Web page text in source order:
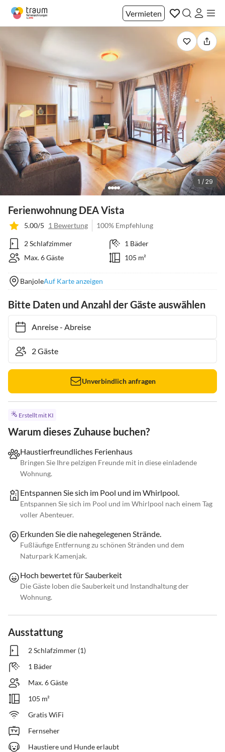
Vermieten
1 / 29
Ferienwohnung DEA Vista
5.00/5 1 Bewertung 100% Empfehlung
2 Schlafzimmer
1 Bäder
Max. 6 Gäste
105 m²
BanjoleAuf Karte anzeigen
Bitte Daten und Anzahl der Gäste auswählen
Anreise- Abreise
Unverbindlich anfragen
Erstellt mit KI
Warum dieses Zuhause buchen?
Haustierfreundliches Ferienhaus
Bringen Sie Ihre pelzigen Freunde mit in diese einladende
Wohnung.
Entspannen Sie sich im Pool und im Whirlpool.
Entspannen Sie sich im Pool und im Whirlpool nach einem Tag
voller Abenteuer.
Erkunden Sie die nahegelegenen Strände.
Fußläufige Entfernung zu schönen Stränden und dem
Naturpark Kamenjak.
Hoch bewertet für Sauberkeit
Die Gäste loben die Sauberkeit und Instandhaltung der
Wohnung.
Ausstattung
2 Schlafzimmer (1)
1 Bäder
Max. 6 Gäste
105 m²
Gratis WiFi
Fernseher
Haustiere und Hunde erlaubt